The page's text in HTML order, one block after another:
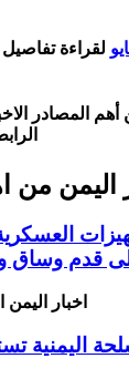
لقراءة
المصادر
اليمن من
قدم وساق
اخبار اليمن
اليمنية